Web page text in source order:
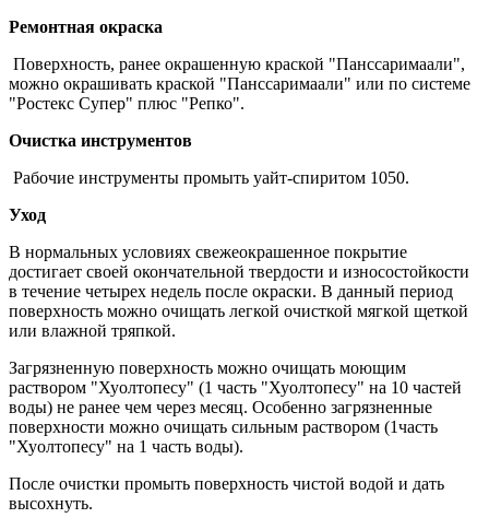
Ремонтная окраска
Поверхность, ранее окрашенную краской "Панссаримаали",
можно окрашивать краской "Панссаримаали" или по системе
"Ростекс Супер" плюс "Репко".
Очистка инструментов
Рабочие инструменты промыть уайт-спиритом 1050.
Уход
В нормальных условиях свежеокрашенное покрытие
достигает своей окончательной твердости и износостойкости
в течение четырех недель после окраски. В данный период
поверхность можно очищать легкой очисткой мягкой щеткой
или влажной тряпкой.
Загрязненную поверхность можно очищать моющим
раствором "Хуолтопесу" (1 часть "Хуолтопесу" на 10 частей
воды) не ранее чем через месяц. Особенно загрязненные
поверхности можно очищать сильным раствором (1часть
"Хуолтопесу" на 1 часть воды).
После очистки промыть поверхность чистой водой и дать
высохнуть.